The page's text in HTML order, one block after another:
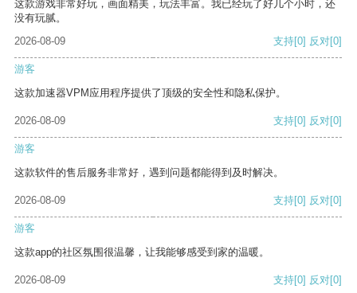
这款游戏非常好玩，画面精美，玩法丰富。我已经玩了好几个小时，还
没有玩腻。
2026-08-09
支持[0] 反对[0]
游客
这款加速器VPM应用程序提供了顶级的安全性和隐私保护。
2026-08-09 支持[0] 反对[0]
游客
这款软件的售后服务非常好，遇到问题都能得到及时解决。
2026-08-09 支持[0] 反对[0]
游客
这款app的社区氛围很温馨，让我能够感受到家的温暖。
2026-08-09 支持[0] 反对[0]